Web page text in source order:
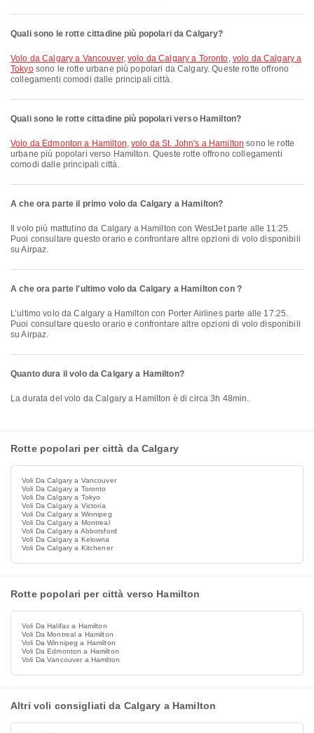
Quali sono le rotte cittadine più popolari da Calgary?
volo da Calgary a Vancouver,volo da Calgary a Toronto, volo da Calgary a
Tokyosono le rotte urbane più popolari da Calgary. Queste rotte offrono
collegamenti comodi dalle principali città.
Quali sono le rotte cittadine più popolari verso Hamilton?
volo da Edmonton a Hamilton,volo da St. John's a Hamilton sono le rotte
urbane più popolari verso Hamilton. Queste rotte offrono collegamenti
comodi dalle principali città.
A che ora parte il primo volo da Calgary a Hamilton?
Puoi consultare questo orario e confrontare altre opzioni di volo disponibili
su Airpaz.
A che ora parte l'ultimo volo da Calgary a Hamilton con ?
L’ultimo volo da Calgary a Hamilton con Porter Airlines parte alle 17:25.
Puoi consultare questo orario e confrontare altre opzioni di volo disponibili
su Airpaz.
Quanto dura il volo da Calgary a Hamilton?
La durata del volo da Calgary a Hamilton è di circa 3h 48min.
Rotte popolari per città da Calgary
Voli Da Calgary a Vancouver
Voli Da Calgary a Toronto
Voli Da Calgary a Tokyo
Voli Da Calgary a Victoria
Voli Da Calgary a Winnipeg
Voli Da Calgary a Montreal
Voli Da Calgary a Abbotsford
Voli Da Calgary a Kelowna
Voli Da Calgary a Kitchener
Rotte popolari per città verso Hamilton
Voli Da Halifax a Hamilton
Voli Da Montreal a Hamilton
Voli Da Winnipeg a Hamilton
Voli Da Edmonton a Hamilton
Voli Da Vancouver a Hamilton
Altri voli consigliati da Calgary a Hamilton